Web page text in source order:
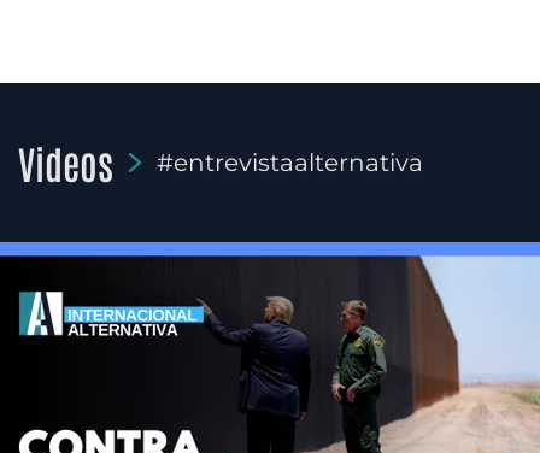
Videos #entrevistaalternativa